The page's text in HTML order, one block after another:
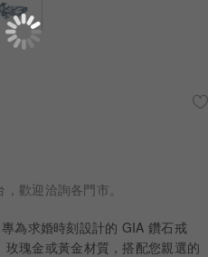
歡迎洽詢各門市。
為求婚時刻設計的 GIA 鑽石戒
瑰金或黃金材質，搭配您親選的